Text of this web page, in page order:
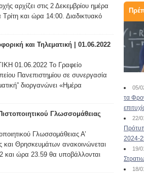
αρχίζει στις 2 Δεκεμβρίου ημέρα
και ώρα 14:00. Διαδικτυακό
και Τηλεματική | 01.06.2022
01.06.2022 Το Γραφείο
Πανεπιστημίου σε συνεργασία
διοργανώνει «Ημέρα
Γλωσσομάθειας
Γλωσσομάθειας Α’
και Θρησκευμάτων ανακοινώνεται
και ώρα 23.59 θα υποβάλλονται
05/
τα
22/
2024-
19/
18/